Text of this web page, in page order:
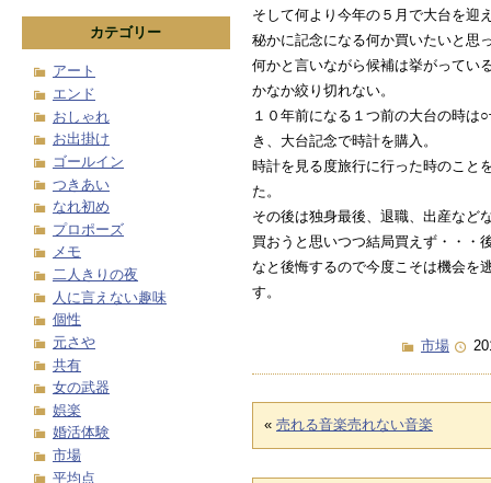
そして何より今年の５月で大台を迎
秘かに記念になる何か買いたいと思
何かと言いながら候補は挙がってい
かなか絞り切れない。
１０年前になる１つ前の大台の時は
き、大台記念で時計を購入。
時計を見る度旅行に行った時のこと
た。
その後は独身最後、退職、出産など
買おうと思いつつ結局買えず・・・
なと後悔するので今度こそは機会を
す。
市場
« 売れる音楽売れない音楽
カテゴリー
アート
エンド
おしゃれ
お出掛け
ゴールイン
つきあい
なれ初め
プロポーズ
メモ
二人きりの夜
人に言えない趣味
個性
元さや
共有
女の武器
娯楽
婚活体験
市場
平均点